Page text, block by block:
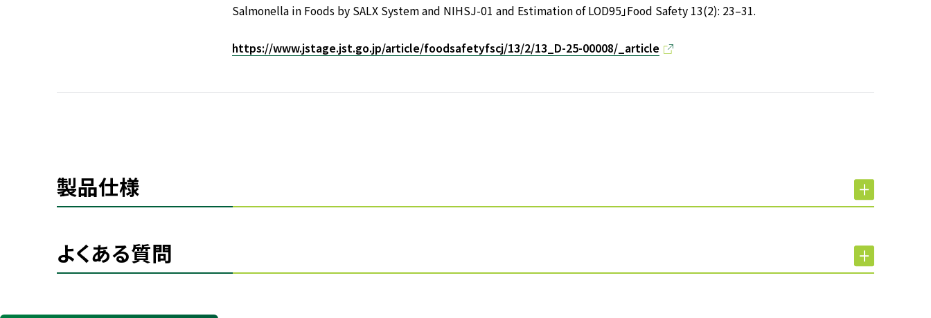
Salmonella in Foods by SALX System and NIHSJ-01 and Estimation of LOD95」Food Safety 13(2): 23–31.
https://www.jstage.jst.go.jp/article/foodsafetyfscj/13/2/13_D-25-00008/_article
製品仕様
よくある質問